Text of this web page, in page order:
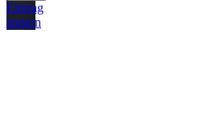
Eintrag
ändern